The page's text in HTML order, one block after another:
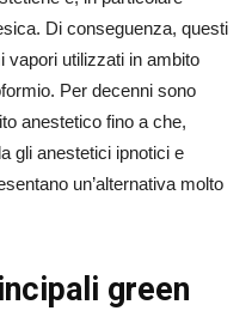
Di conseguenza, questi
vapori utilizzati in ambito
Per decenni sono
anestetico fino a che,
gli anestetici ipnotici e
un’alternativa molto
green